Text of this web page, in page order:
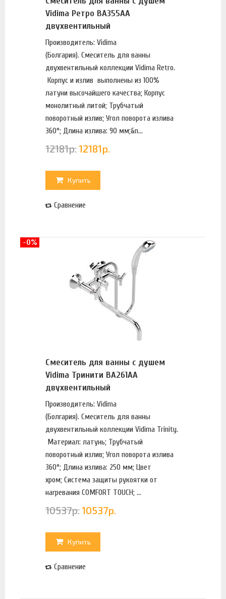
Vidima Ретро BA355AA
двухвентильный
Производитель: Vidima
(Болгария). Смеситель для ванны
двухвентильный коллекции Vidima Retro.
Корпус и излив выполнены из 100%
латуни высочайшего качества; Корпус
монолитный литой; Трубчатый
поворотный излив; Угол поворота излива
360°; Длина излива: 90 мм;&n...
12181р.12181р.
Купить
Сравнение
Смеситель для ванны с душем
Vidima Тринити BA261AA
двухвентильный
Производитель: Vidima
(Болгария). Смеситель для ванны
двухвентильный коллекции Vidima Trinity.
Материал: латунь; Трубчатый
поворотный излив; Угол поворота излива
360°; Длина излива: 250 мм; Цвет
хром; Система защиты рукоятки от
нагревания COMFORT TOUCH; ...
10537р.10537р.
Купить
Сравнение
-0%